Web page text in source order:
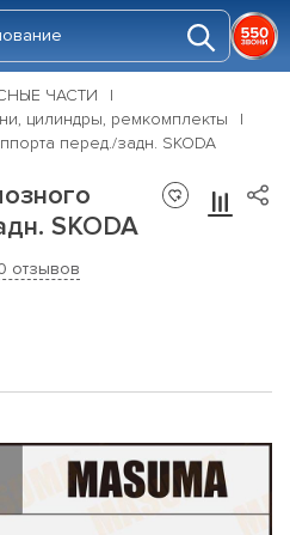
ЧАСТИ
цилиндры, ремкомплекты
перед./задн. SKODA
SKODA
отзывов